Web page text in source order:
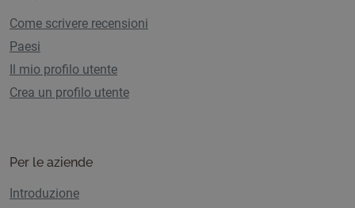
Come scrivere recensioni
Paesi
Il mio profilo utente
Crea un profilo utente
Per le aziende
Introduzione